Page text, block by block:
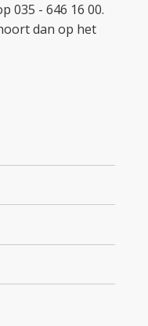
035 - 646 16 00.
dan op het